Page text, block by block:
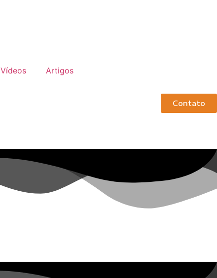
Vídeos Artigos
Contato